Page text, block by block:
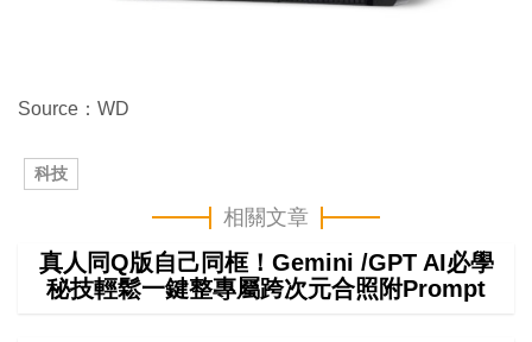
Source：WD
科技
相關文章
真人同Q版自己同框！Gemini /GPT AI必學
秘技輕鬆一鍵整專屬跨次元合照附Prompt